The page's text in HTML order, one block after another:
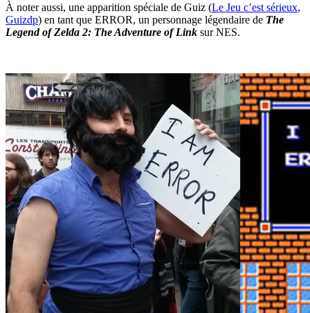
À noter aussi, une apparition spéciale de Guiz (Le Jeu c’est sérieux,
Guizdp) en tant que ERROR, un personnage légendaire de The
Legend of Zelda 2: The Adventure of Link sur NES.